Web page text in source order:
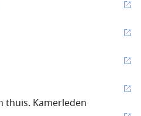
thuis. Kamerleden